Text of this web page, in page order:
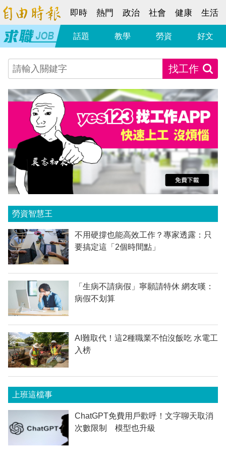
即時 熱門 政治 社會 健康 生活
話題 教學 勞資 好文
找工作
勞資智慧王
不用硬撐也能高效工作？專家透露：只
要搞定這「2個時間點」
「生病不請病假」寧願請特休 網友嘆：
病假不划算
AI難取代！這2種職業不怕沒飯吃 水電工
入榜
上班這檔事
ChatGPT免費用戶歡呼！文字聊天取消
次數限制 模型也升級